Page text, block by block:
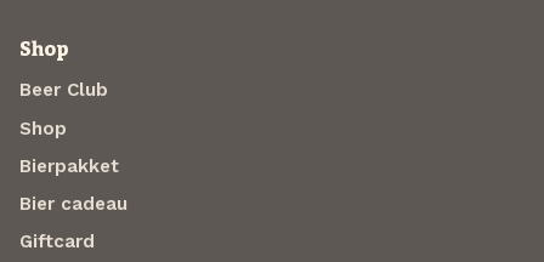
Shop
Beer Club
Shop
Bierpakket
Bier cadeau
Giftcard